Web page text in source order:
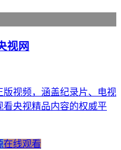
视网
视频，涵盖纪录片、电视
央视精品内容的权威平
在线观看